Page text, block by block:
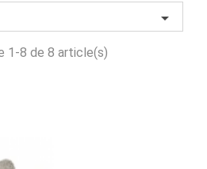

1-8 de 8 article(s)